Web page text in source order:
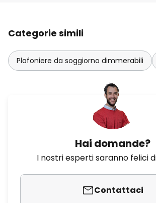
Categorie simili
Plafoniere da soggiorno dimmerabili
Hai domande?
I nostri esperti saranno felici
Contattaci